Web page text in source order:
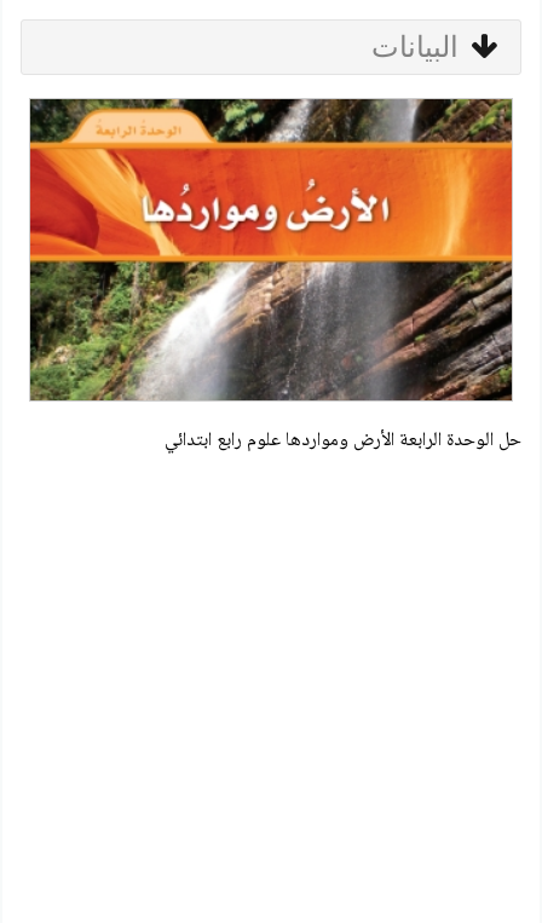
البيانات
حل الوحدة الرابعة الأرض ومواردها علوم رابع ابتدائي